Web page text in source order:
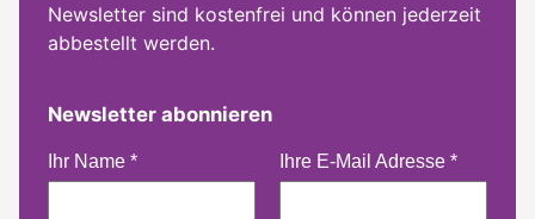
Newsletter sind kostenfrei und können jederzeit
abbestellt werden.
Newsletter abonnieren
Ihr Name * Ihre E-Mail Adresse *